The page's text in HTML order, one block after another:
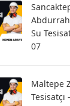
Su
07
Maltepe
Tesisatçı